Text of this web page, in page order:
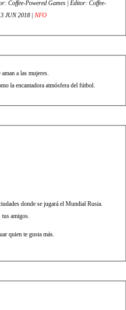
JUN 2018 | NFO
a las mujeres.
la encantadora atmósfera del fútbol.
donde se jugará el Mundial Rusia.
tus amigos.
quien te gusta más.